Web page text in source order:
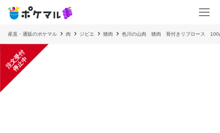
産直・通販のポケマル 肉 ジビエ 猪肉 色川の山肉 猪肉 骨付きリブロース
注
文
受
付
停
止
中